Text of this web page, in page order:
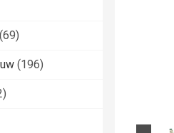
(69)
(196)